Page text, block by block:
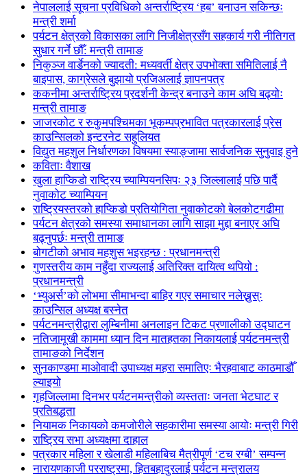
नेपाललाई सूचना प्रविधिको अन्तर्राष्ट्रिय ‘हब’ बनाउन सकिन्छः
मन्त्री शर्मा
पर्यटन क्षेत्रको विकासका लागि निजीक्षेत्रसँग सहकार्य गरी नीतिगत
सुधार गर्ने छौँ: मन्त्री तामाङ
निकुञ्ज वार्डेनको ज्यादती: मध्यवर्ती क्षेत्र उपभोक्ता समितिलाई नै
बाइपास, काग्रेसले बुझायो प्रजिअलाई ज्ञापनपत्र
ककनीमा अन्तर्राष्ट्रिय प्रदर्शनी केन्द्र बनाउने काम अघि बढ्योः
मन्त्री तामाङ
जाजरकोट र रुकुमपश्चिमका भूकम्पप्रभावित पत्रकारलाई प्रेस
काउन्सिलको इन्टरनेट सहुलियत
विद्युत महशुल निर्धारणका विषयमा स्याङ्जामा सार्वजनिक सुनुवाइ हुने
कविताः वैशाख
खुला हाप्किडो राष्ट्रिय च्याम्पियनसिपः २३ जिल्लालाई पछि पार्दै
नुवाकोट च्याम्पियन
राष्ट्रियस्तरको हाप्किडो प्रतियोगिता नुवाकोटको बेलकोटगढीमा
पर्यटन क्षेत्रको समस्या समाधानका लागि साझा मुद्दा बनाएर अघि
बढ्नुपर्छः मन्त्री तामाङ
बोगटीको अभाव महशुस भइरहन्छ : प्रधानमन्त्री
गुणस्तरीय काम नहुँदा राज्यलाई अतिरिक्त दायित्व थपियो :
प्रधानमन्त्री
‘भ्युअर्स’को लोभमा सीमाभन्दा बाहिर गएर समाचार नलेख्नुस्ः
काउन्सिल अध्यक्ष बस्नेत
पर्यटनमन्त्रीद्वारा लुम्बिनीमा अनलाइन टिकट प्रणालीको उद्घाटन
नतिजामूखी काममा ध्यान दिन मातहतका निकायलाई पर्यटनमन्त्री
तामाङको निर्देशन
सुनकाण्डमा मा‌ओवादी उपाध्यक्ष महरा समातिएः भैरहवाबाट काठमाडौँ
ल्याइयो
गृहजिल्लामा दिनभर पर्यटनमन्त्रीको व्यस्तताः जनता भेटघाट र
प्रतिबद्धता
नियामक निकायको कमजोरीले सहकारीमा समस्या आयोः मन्त्री गिरी
राष्ट्रिय सभा अध्यक्षमा दाहाल
पत्रकार महिला र खेलाडी महिलाबिच मैत्रीपूर्ण ‘टच रग्बी’ सम्पन्न
नारायणकाजी परराष्ट्रमा, हितबहादुरलाई पर्यटन मन्त्रालय